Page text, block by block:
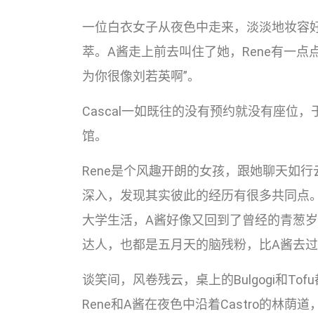
一位白衣女子从夜色中走来，淡淡地妆容
萃。A酱走上前去叫住了她，Rene有一点
为你很像刘若英啊”。
Cascal一如既往的没有预约就没有座位，
馆。
Rene是个风趣开朗的女孩，跟她聊天如
深入，发现其实彼此的经历有很多共同点
大学生活，A酱好像又回到了曾经的青葱
达人，也都是五月天的脑残粉，比A酱去
谈笑间，风卷残云，桌上的Bulgogi和
Rene和A酱在夜色中沿着Castro的林荫道